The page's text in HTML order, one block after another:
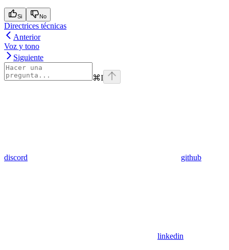
Si No
Directrices técnicas
Anterior
Voz y tono
Siguiente
⌘I
discord github
linkedin